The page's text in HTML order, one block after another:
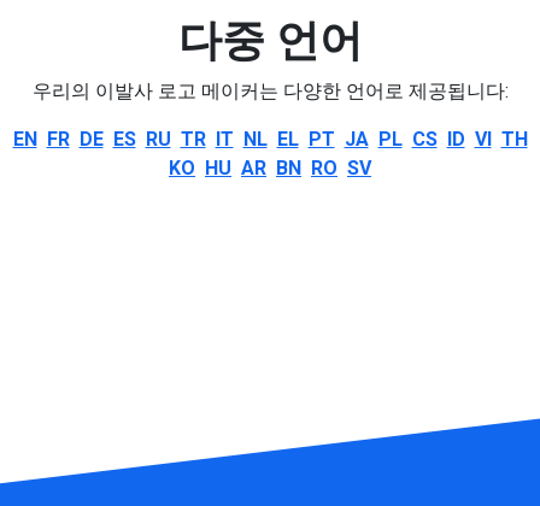
다중 언어
우리의 이발사 로고 메이커는 다양한 언어로 제공됩니다:
EN FR DE ES RU TR IT NL EL PT JA PL CS ID VI TH
KO HU AR BN RO SV